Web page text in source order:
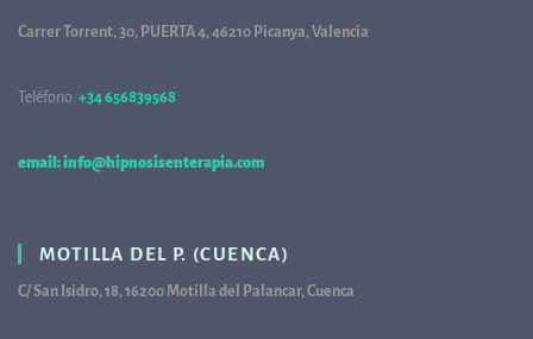
Carrer Torrent, 30, PUERTA 4, 46210 Picanya, Valencia
Teléfono: +34 656839568
email: info@hipnosisenterapia.com
MOTILLA DEL P. (CUENCA)
C/ San Isidro, 18, 16200 Motilla del Palancar, Cuenca